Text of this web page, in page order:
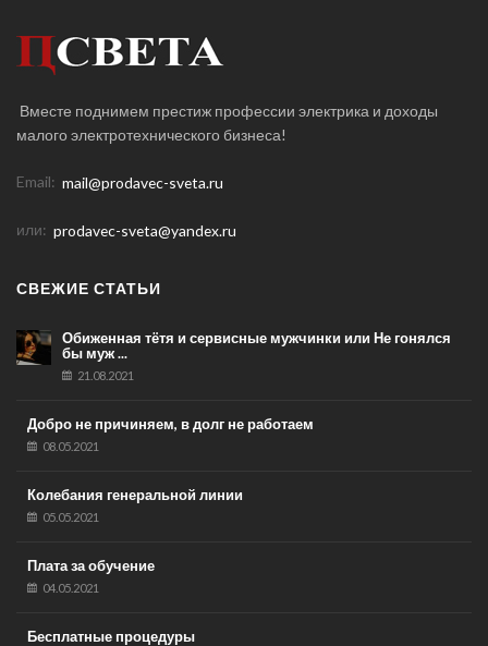
Вместе поднимем престиж профессии электрика и доходы
малого электротехнического бизнеса!
Email: mail@prodavec-sveta.ru
или: prodavec-sveta@yandex.ru
СВЕЖИЕ СТАТЬИ
Обиженная тётя и сервисные мужчинки или Не гонялся
бы муж ...
21.08.2021
Добро не причиняем, в долг не работаем
08.05.2021
Колебания генеральной линии
05.05.2021
Плата за обучение
04.05.2021
Бесплатные процедуры